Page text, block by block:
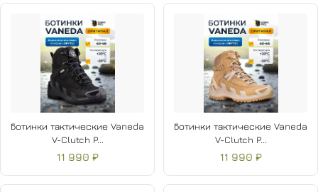
Ботинки тактические Vaneda
V-Clutch P...
11 990 ₽
Ботинки тактические Vaneda
V-Clutch P...
11 990 ₽